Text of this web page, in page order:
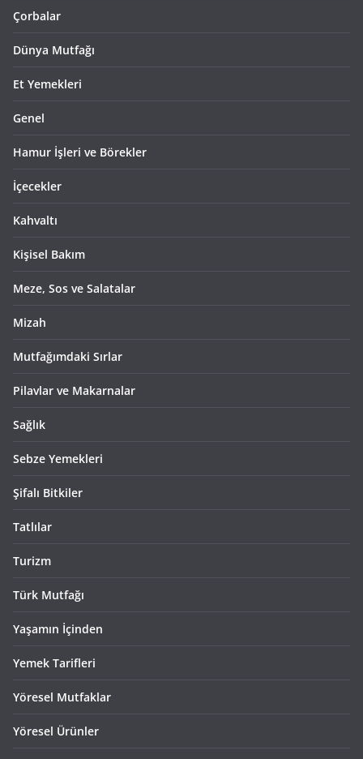
Çorbalar
Dünya Mutfağı
Et Yemekleri
Genel
Hamur İşleri ve Börekler
İçecekler
Kahvaltı
Kişisel Bakım
Meze, Sos ve Salatalar
Mizah
Mutfağımdaki Sırlar
Pilavlar ve Makarnalar
Sağlık
Sebze Yemekleri
Şifalı Bitkiler
Tatlılar
Turizm
Türk Mutfağı
Yaşamın İçinden
Yemek Tarifleri
Yöresel Mutfaklar
Yöresel Ürünler